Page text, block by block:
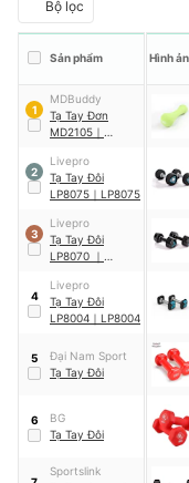
Bộ lọc
Sản phẩm Hình
1
MDBuddy
Tạ Tay Đơn
MD2105 ｜
2
Livepro
Tạ Tay Đôi
LP8075 ｜ LP8075
3
Livepro
Tạ Tay Đôi
LP8070 ｜
4
Livepro
Tạ Tay Đôi
LP8004 ｜ LP8004
5
Đại Nam Sport
Tạ Tay Đôi
6
BG
Tạ Tay Đôi
Sportslink